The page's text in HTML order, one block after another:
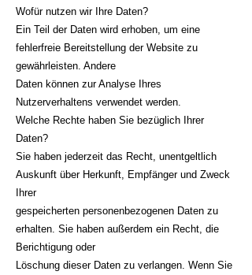
Wofür nutzen wir Ihre Daten?
Ein Teil der Daten wird erhoben, um eine
fehlerfreie Bereitstellung der Website zu
gewährleisten. Andere
Daten können zur Analyse Ihres
Nutzerverhaltens verwendet werden.
Welche Rechte haben Sie bezüglich Ihrer
Daten?
Sie haben jederzeit das Recht, unentgeltlich
Auskunft über Herkunft, Empfänger und Zweck
Ihrer
gespeicherten personenbezogenen Daten zu
erhalten. Sie haben außerdem ein Recht, die
Berichtigung oder
Löschung dieser Daten zu verlangen. Wenn Sie